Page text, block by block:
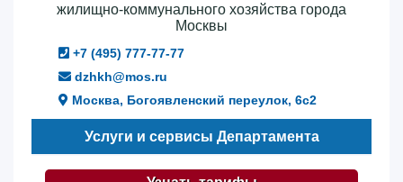
жилищно-коммунального хозяйства города
Москвы
+7 (495) 777-77-77
dzhkh@mos.ru
Москва, Богоявленский переулок, 6с2
Услуги и сервисы Департамента